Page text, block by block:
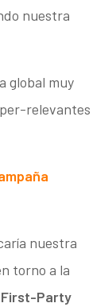
nuestra
global muy
relevantes
nuestra
torno a la
Party